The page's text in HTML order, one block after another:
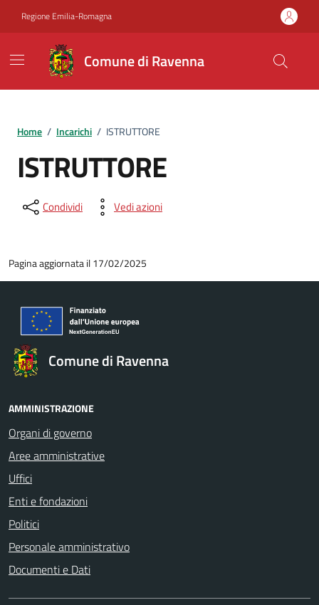
Regione Emilia-Romagna
Comune di Ravenna
Home / Incarichi / ISTRUTTORE
ISTRUTTORE
Condividi Vedi azioni
Pagina aggiornata il 17/02/2025
Comune di Ravenna
AMMINISTRAZIONE
Organi di governo
Aree amministrative
Uffici
Enti e fondazioni
Politici
Personale amministrativo
Documenti e Dati